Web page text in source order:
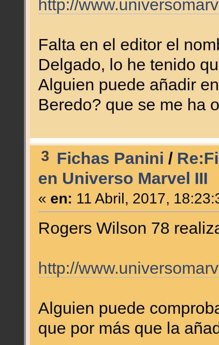
http://
Falta en el editor el
Delgado, lo he tenido
Alguien puede añadir
Beredo? que se me ha
3 Fichas Panini /
en Universo Marvel III
« en: 11 Abril, 2017,
Rogers Wilson 78
http://
Alguien puede
que por más que la